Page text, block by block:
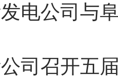
电公司与
司召开五